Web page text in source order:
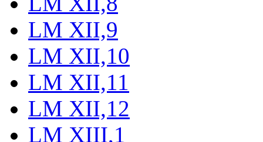
LM XII,9
LM XII,10
LM XII,11
LM XII,12
LM XIII,1